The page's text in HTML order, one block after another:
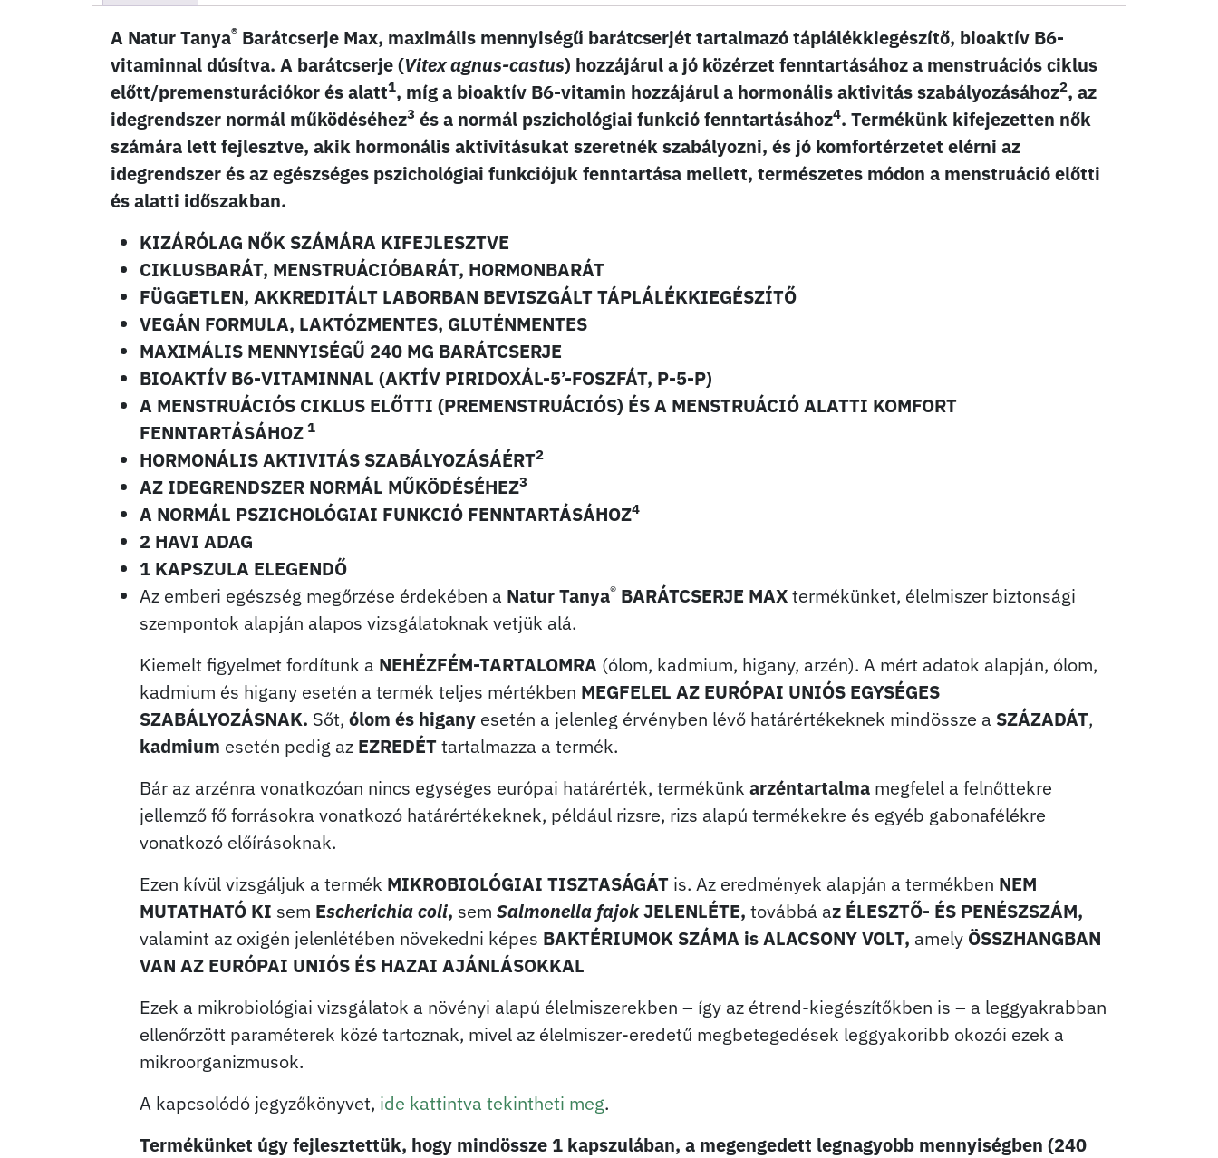
A Natur Tanya® Barátcserje Max, maximális mennyiségű barátcserjét tartalmazó táplálékkiegészítő, bioaktív B6-
vitaminnal dúsítva. A barátcserje (Vitex agnus-castus) hozzájárul a jó közérzet fenntartásához a menstruációs ciklus
előtt/premensturációkor és alatt1, míg a bioaktív B6-vitamin hozzájárul a hormonális aktivitás szabályozásához2, az
idegrendszer normál működéséhez3 és a normál pszichológiai funkció fenntartásához4. Termékünk kifejezetten nők
számára lett fejlesztve, akik hormonális aktivitásukat szeretnék szabályozni, és jó komfortérzetet elérni az
idegrendszer és az egészséges pszichológiai funkciójuk fenntartása mellett, természetes módon a menstruáció előtti
és alatti időszakban.
KIZÁRÓLAG NŐK SZÁMÁRA KIFEJLESZTVE
CIKLUSBARÁT, MENSTRUÁCIÓBARÁT, HORMONBARÁT
FÜGGETLEN, AKKREDITÁLT LABORBAN BEVISZGÁLT TÁPLÁLÉKKIEGÉSZÍTŐ
VEGÁN FORMULA, LAKTÓZMENTES, GLUTÉNMENTES
MAXIMÁLIS MENNYISÉGŰ 240 MG BARÁTCSERJE
BIOAKTÍV B6-VITAMINNAL (AKTÍV PIRIDOXÁL-5’-FOSZFÁT, P-5-P)
A MENSTRUÁCIÓS CIKLUS ELŐTTI (PREMENSTRUÁCIÓS) ÉS A MENSTRUÁCIÓ ALATTI KOMFORT
FENNTARTÁSÁHOZ 1
HORMONÁLIS AKTIVITÁS SZABÁLYOZÁSÁÉRT2
AZ IDEGRENDSZER NORMÁL MŰKÖDÉSÉHEZ3
A NORMÁL PSZICHOLÓGIAI FUNKCIÓ FENNTARTÁSÁHOZ4
2 HAVI ADAG
1 KAPSZULA ELEGENDŐ
Az emberi egészség megőrzése érdekében a Natur Tanya® BARÁTCSERJE MAXtermékünket, élelmiszer biztonsági
szempontok alapján alapos vizsgálatoknak vetjük alá.
Kiemelt figyelmet fordítunk a NEHÉZFÉM-TARTALOMRA (ólom, kadmium, higany, arzén). A mért adatok alapján, ólom,
kadmium és higany esetén a termék teljes mértékben MEGFELEL AZ EURÓPAI UNIÓS EGYSÉGES
SZABÁLYOZÁSNAK. Sőt, ólom és higany esetén a jelenleg érvényben lévő határértékeknek mindössze a SZÁZADÁT,
kadmium esetén pedig az EZREDÉTtartalmazza a termék.
Bár az arzénra vonatkozóan nincs egységes európai határérték, termékünk arzéntartalma megfelel a felnőttekre
jellemző fő forrásokra vonatkozó határértékeknek, például rizsre, rizs alapú termékekre és egyéb gabonafélékre
vonatkozó előírásoknak.
Ezen kívül vizsgáljuk a termék MIKROBIOLÓGIAI TISZTASÁGÁT is. Az eredmények alapján a termékben NEM
MUTATHATÓ KI sem Escherichia coli, sem Salmonella fajokJELENLÉTE, továbbá az ÉLESZTŐ- ÉS PENÉSZSZÁM,
valamint az oxigén jelenlétében növekedni képes BAKTÉRIUMOK SZÁMA is ALACSONY VOLT, amely ÖSSZHANGBAN
VAN AZ EURÓPAI UNIÓS ÉS HAZAI AJÁNLÁSOKKAL
Ezek a mikrobiológiai vizsgálatok a növényi alapú élelmiszerekben – így az étrend-kiegészítőkben is – a leggyakrabban
ellenőrzött paraméterek közé tartoznak, mivel az élelmiszer-eredetű megbetegedések leggyakoribb okozói ezek a
mikroorganizmusok.
A kapcsolódó jegyzőkönyvet, ide kattintva tekintheti meg.
Termékünket úgy fejlesztettük, hogy mindössze 1 kapszulában, a megengedett legnagyobb mennyiségben (240